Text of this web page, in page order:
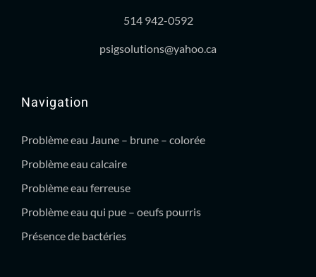
514 942-0592
psigsolutions@yahoo.ca
Navigation
Problème eau Jaune – brune – colorée
Problème eau calcaire
Problème eau ferreuse
Problème eau qui pue – oeufs pourris
Présence de bactéries